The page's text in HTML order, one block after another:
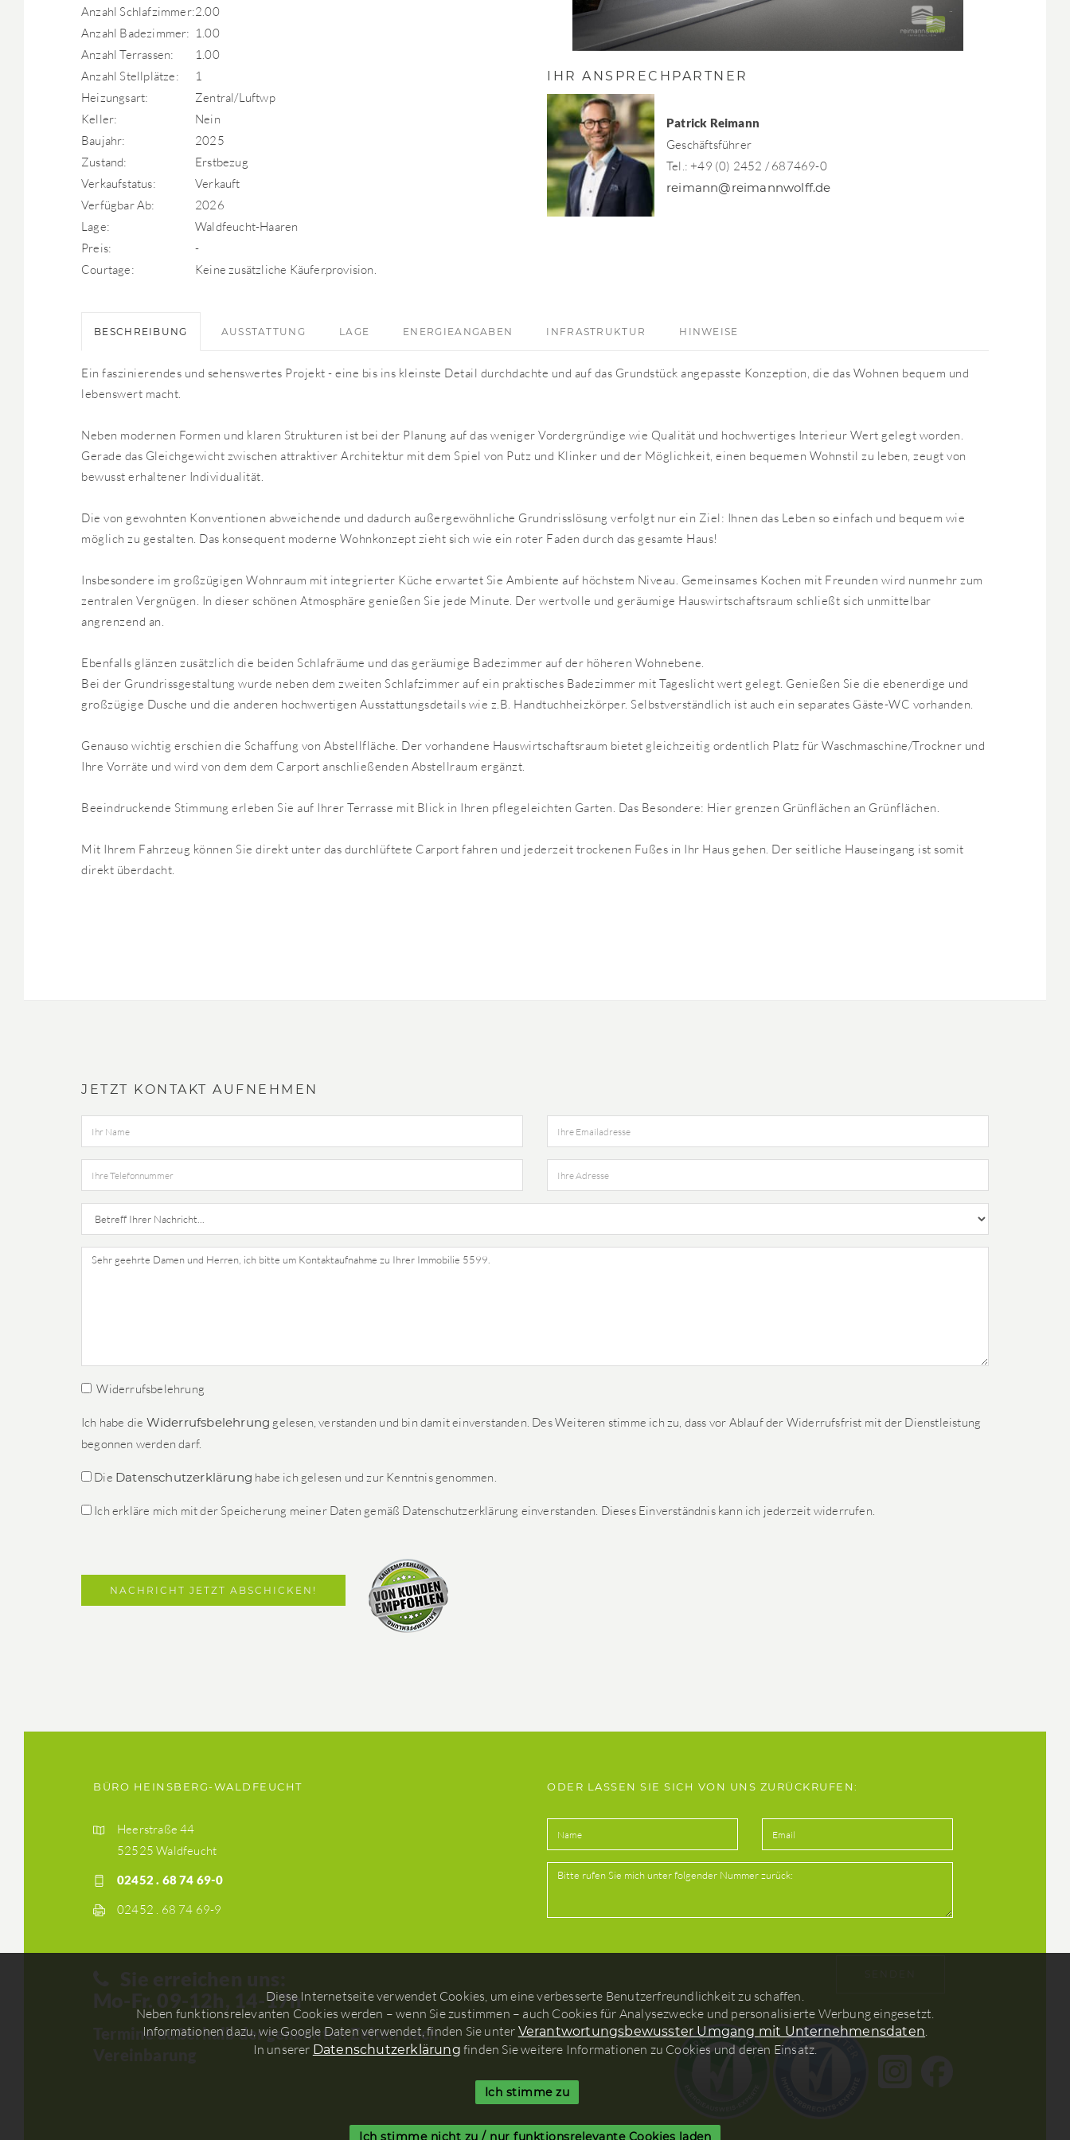
Anzahl Schlafzimmer:2.00
Anzahl Badezimmer: 1.00
Anzahl Terrassen:
1.00
Anzahl Stellplätze:
1
Heizungsart:
Zentral/Luftwp
Keller:
Nein
Baujahr:
2025
Zustand:
Erstbezug
Verkaufstatus:
Verkauft
Verfügbar Ab:
2026
Lage:
Waldfeucht-Haaren
Preis:
-
Courtage:
Keine zusätzliche Käuferprovision.
IHR ANSPRECHPARTNER
Patrick Reimann
Geschäftsführer
Tel.: +49 (0) 2452 / 687469-0
reimann@reimannwolff.de
BESCHREIBUNG AUSSTATTUNG LAGE ENERGIEANGABEN INFRASTRUKTUR HINWEISE
Ein faszinierendes und sehenswertes Projekt - eine bis ins kleinste Detail durchdachte und auf das Grundstück angepasste Konzeption, die das Wohnen bequem und
lebenswert macht.
Neben modernen Formen und klaren Strukturen ist bei der Planung auf das weniger Vordergründige wie Qualität und hochwertiges Interieur Wert gelegt worden.
Gerade das Gleichgewicht zwischen attraktiver Architektur mit dem Spiel von Putz und Klinker und der Möglichkeit, einen bequemen Wohnstil zu leben, zeugt von
bewusst erhaltener Individualität.
Die von gewohnten Konventionen abweichende und dadurch außergewöhnliche Grundrisslösung verfolgt nur ein Ziel: Ihnen das Leben so einfach und bequem wie
möglich zu gestalten. Das konsequent moderne Wohnkonzept zieht sich wie ein roter Faden durch das gesamte Haus!
Insbesondere im großzügigen Wohnraum mit integrierter Küche erwartet Sie Ambiente auf höchstem Niveau. Gemeinsames Kochen mit Freunden wird nunmehr zum
zentralen Vergnügen. In dieser schönen Atmosphäre genießen Sie jede Minute. Der wertvolle und geräumige Hauswirtschaftsraum schließt sich unmittelbar
angrenzend an.
Ebenfalls glänzen zusätzlich die beiden Schlafräume und das geräumige Badezimmer auf der höheren Wohnebene.
Bei der Grundrissgestaltung wurde neben dem zweiten Schlafzimmer auf ein praktisches Badezimmer mit Tageslicht wert gelegt. Genießen Sie die ebenerdige und
großzügige Dusche und die anderen hochwertigen Ausstattungsdetails wie z.B. Handtuchheizkörper. Selbstverständlich ist auch ein separates Gäste-WC vorhanden.
Genauso wichtig erschien die Schaffung von Abstellfläche. Der vorhandene Hauswirtschaftsraum bietet gleichzeitig ordentlich Platz für Waschmaschine/Trockner und
Ihre Vorräte und wird von dem dem Carport anschließenden Abstellraum ergänzt.
Beeindruckende Stimmung erleben Sie auf Ihrer Terrasse mit Blick in Ihren pflegeleichten Garten. Das Besondere: Hier grenzen Grünflächen an Grünflächen.
Mit Ihrem Fahrzeug können Sie direkt unter das durchlüftete Carport fahren und jederzeit trockenen Fußes in Ihr Haus gehen. Der seitliche Hauseingang ist somit
direkt überdacht.
JETZT KONTAKT AUFNEHMEN
Widerrufsbelehrung
Ich habe die Widerrufsbelehrung gelesen, verstanden und bin damit einverstanden. Des Weiteren stimme ich zu, dass vor Ablauf der Widerrufsfrist mit der Dienstleistung
begonnen werden darf.
Die Datenschutzerklärung habe ich gelesen und zur Kenntnis genommen.
Ich erkläre mich mit der Speicherung meiner Daten gemäß Datenschutzerklärung einverstanden. Dieses Einverständnis kann ich jederzeit widerrufen.
BÜRO HEINSBERG-WALDFEUCHT
Heerstraße 44
52525 Waldfeucht
02452 . 68 74 69-0
02452 . 68 74 69-9
Mo-Fr. 09-12h, 14-17h
Termine außerhalb der genannten Zeiten nach
ODER LASSEN SIE SICH VON UNS ZURÜCKRUFEN:
Diese Internetseite verwendet Cookies, um eine verbesserte Benutzerfreundlichkeit zu schaffen.
Neben funktionsrelevanten Cookies werden – wenn Sie zustimmen – auch Cookies für Analysezwecke und personalisierte Werbung eingesetzt.
Informationen dazu, wie Google Daten verwendet, finden Sie unter Verantwortungsbewusster Umgang mit Unternehmensdaten.
In unserer Datenschutzerklärung finden Sie weitere Informationen zu Cookies und deren Einsatz.
Ich stimme zu
Ich stimme nicht zu / nur funktionsrelevante Cookies laden